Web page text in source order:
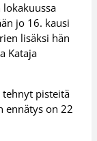
lokakuussa
jo 16. kausi
lisäksi hän
Kataja
tehnyt pisteitä
ennätys on 22